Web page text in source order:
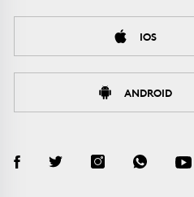
IOS
ANDROID